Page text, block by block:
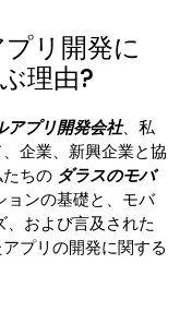
リ開発に
理由?
アプリ開発会社、私
企業、新興企業と協
ちの ダラスのモバ
ンの基礎と、モバ
、および言及された
プリの開発に関する